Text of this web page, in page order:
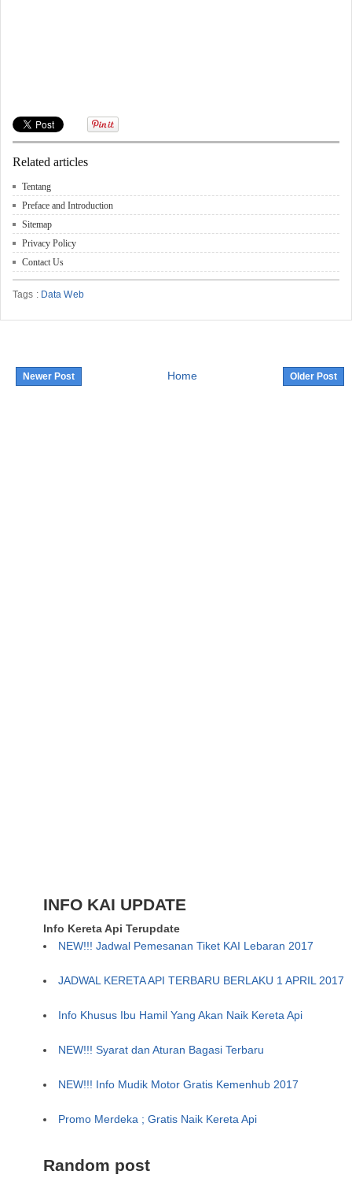
Related articles
Tentang
Preface and Introduction
Sitemap
Privacy Policy
Contact Us
Tags : Data Web
Newer Post Older Post
Home
INFO KAI UPDATE
Info Kereta Api Terupdate
NEW!!! Jadwal Pemesanan Tiket KAI Lebaran 2017
JADWAL KERETA API TERBARU BERLAKU 1 APRIL 2017
Info Khusus Ibu Hamil Yang Akan Naik Kereta Api
NEW!!! Syarat dan Aturan Bagasi Terbaru
NEW!!! Info Mudik Motor Gratis Kemenhub 2017
Promo Merdeka ; Gratis Naik Kereta Api
Random post